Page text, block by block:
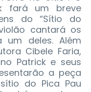
fará um breve
do “Sítio do
cantará os
um deles. Além
Cibele Faria,
Patrick e seus
a peça
do Pica Pau